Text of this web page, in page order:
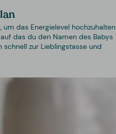
das Energielevel hochzuhalten.
das du den Namen des Babys
zur Lieblingstasse und